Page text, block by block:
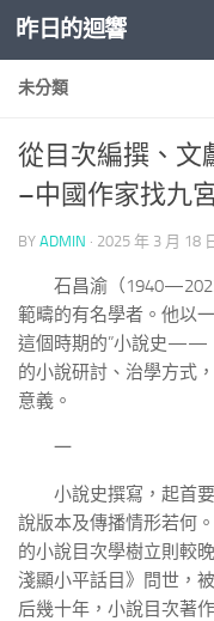
Skip to content
昨日的迴響
未分類
從目次編撰、文
–中國作家找九
BY ADMIN · 2025 年 3 月 18
石昌渝（
範疇的有名學者。他以
這個時期的”小說史——
的小說研討、治學方式
意義。
一
小說史撰寫，起首
說版本及傳播情形若何
的小說目次學樹立則較
淺顯小平話目》問世，
后幾十年，小說目次著